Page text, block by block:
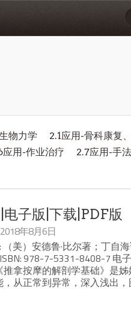
物力学
2.1应用-骨科康复
应用-作业治疗
2.7应用-手
子版|下载|PDF版
年8月6日
美）安德鲁·比尔著；丁自
978-7-5331-8408-7 电
拿按摩的解剖学基础》是
从正常到异常，深入浅出，